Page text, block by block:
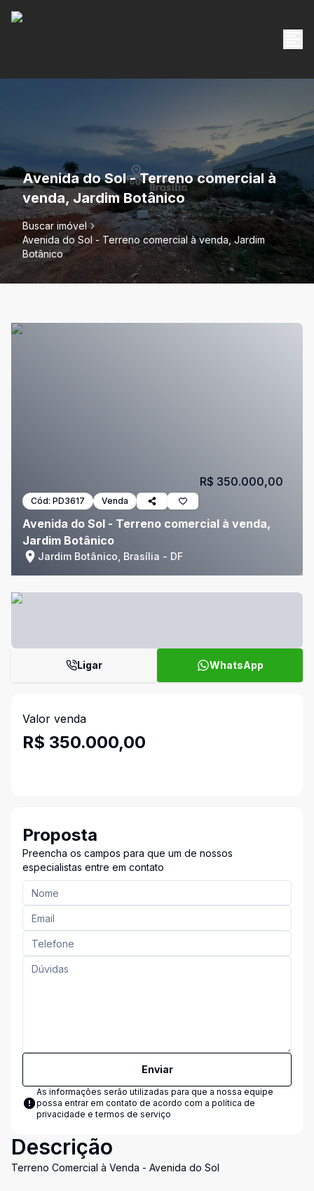
Avenida do Sol - Terreno comercial à
venda, Jardim Botânico
Buscar imóvel
Avenida do Sol - Terreno comercial à venda, Jardim
Botânico
Cód: PD3617 Venda
Avenida do Sol - Terreno comercial à venda,
Jardim Botânico
Jardim Botânico, Brasília - DF
R$ 350.000,00
Ligar WhatsApp
Valor venda
R$ 350.000,00
Proposta
Preencha os campos para que um de nossos
especialistas entre em contato
Enviar
As informações serão utilizadas para que a nossa equipe
possa entrar em contato de acordo com a política de
privacidade e termos de serviço
Descrição
Terreno Comercial à Venda - Avenida do Sol